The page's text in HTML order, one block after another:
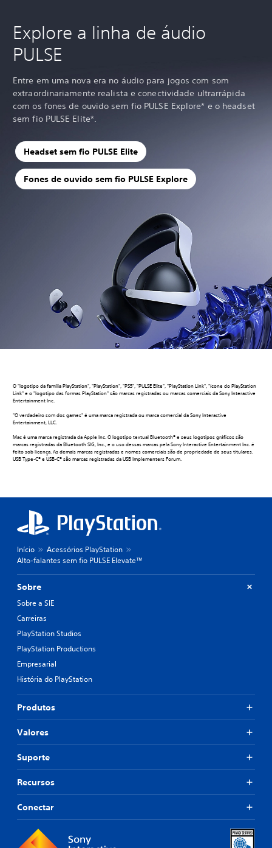
Explore a linha de áudio
PULSE
Entre em uma nova era no áudio para jogos com som
extraordinariamente realista e conectividade ultrarrápida
com os fones de ouvido sem fio PULSE Explore* e o headset
sem fio PULSE Elite*.
Headset sem fio PULSE Elite
Fones de ouvido sem fio PULSE Explore
O "logotipo da família PlayStation", "PlayStation", "PS5", "PULSE Elite", "PlayStation Link", "ícone do PlayStation
Link" e o "logotipo das formas PlayStation" são marcas registradas ou marcas comerciais da Sony Interactive
Entertainment Inc.
"O verdadeiro som dos games" é uma marca registrada ou marca comercial da Sony Interactive
Entertainment, LLC.
Mac é uma marca registrada da Apple Inc. O logotipo textual Bluetooth® e seus logotipos gráficos são
marcas registradas da Bluetooth SIG, Inc., e o uso dessas marcas pela Sony Interactive Entertainment Inc. é
feito sob licença. As demais marcas registradas e nomes comerciais são de propriedade de seus titulares.
USB Type-C® e USB-C® são marcas registradas da USB Implementers Forum.
Início
Acessórios PlayStation
Alto-falantes sem fio PULSE Elevate™
Sobre
Sobre a SIE
Carreiras
PlayStation Studios
PlayStation Productions
Empresarial
História do PlayStation
Produtos
Valores
Suporte
Recursos
Conectar